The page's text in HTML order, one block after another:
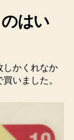
はい
しかくれなか
いました。